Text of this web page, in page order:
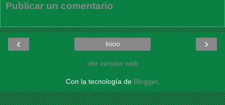
Publicar un comentario
‹ ›
Inicio
Ver versión web
Con la tecnología de Blogger.